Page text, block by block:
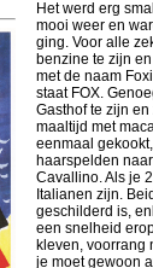
Het werd erg
mooi weer en
ging. Voor alle
benzine te zijn
met de naam
staat FOX.
Gasthof te zijn
maaltijd met
eenmaal
haarspelden
Cavallino. Als je
Italianen zijn.
geschilderd is,
een snelheid
kleven, voorrang
je moet gewoon